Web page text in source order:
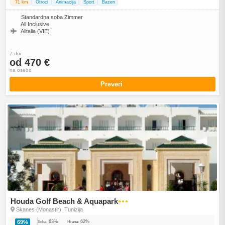
71 km Otroci Animacija Šport Bazen
Standardna soba Zimmer
All Inclusive
Alitalia (VIE)
7 dni
od 470 €
na osebo
Preveri
Houda Golf Beach & Aquapark●●●
Skanes (Monastir), Tunizija
69% Soba: 63% Hrana: 62%